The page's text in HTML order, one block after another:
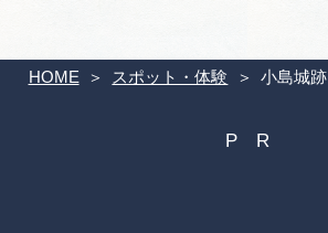
HOME スポット・体験 小島城跡